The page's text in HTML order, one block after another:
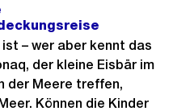
– wer aber kennt das
der kleine Eisbär im
der Meere treffen,
Können die Kinder